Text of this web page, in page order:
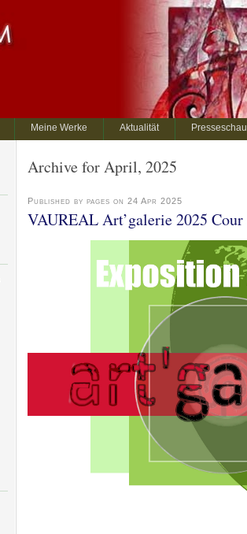
Meine Werke Aktualität Presseschau
Archive for April, 2025
Published by pages on 24 Apr 2025
VAUREAL Art’galerie 2025